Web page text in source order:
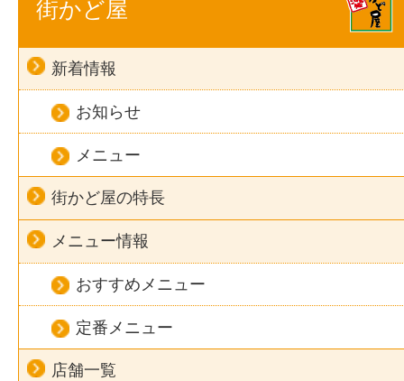
街かど屋
新着情報
お知らせ
メニュー
街かど屋の特長
メニュー情報
おすすめメニュー
定番メニュー
店舗一覧